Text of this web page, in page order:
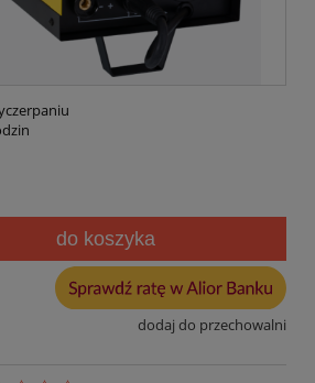
do koszyka
dodaj do przechowalni